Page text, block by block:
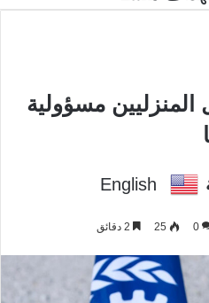
المنزليين مسؤولية
English
0
25